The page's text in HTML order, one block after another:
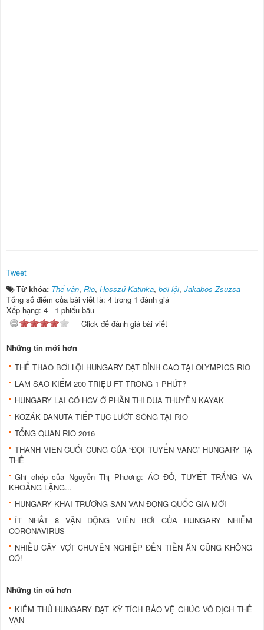
Tweet
Từ khóa: Thế vận, Rio, Hosszú Katinka, bơi lội, Jakabos Zsuzsa
Tổng số điểm của bài viết là: 4 trong 1 đánh giá
Xếp hạng: 4 - 1 phiếu bầu
Click để đánh giá bài viết
Những tin mới hơn
THỂ THAO BƠI LỘI HUNGARY ĐẠT ĐỈNH CAO TẠI OLYMPICS RIO
LÀM SAO KIẾM 200 TRIỆU FT TRONG 1 PHÚT?
HUNGARY LẠI CÓ HCV Ở PHẦN THI ĐUA THUYỀN KAYAK
KOZÁK DANUTA TIẾP TỤC LƯỚT SÓNG TẠI RIO
TỔNG QUAN RIO 2016
THÀNH VIÊN CUỐI CÙNG CỦA “ĐỘI TUYỂN VÀNG” HUNGARY TẠ
THẾ
Ghi chép của Nguyễn Thị Phương: ÁO ĐỎ, TUYẾT TRẮNG VÀ
KHOẢNG LẶNG...
HUNGARY KHAI TRƯƠNG SÂN VẬN ĐỘNG QUỐC GIA MỚI
ÍT NHẤT 8 VẬN ĐỘNG VIÊN BƠI CỦA HUNGARY NHIỄM
CORONAVIRUS
NHIỀU CÂY VỢT CHUYÊN NGHIỆP ĐẾN TIỀN ĂN CŨNG KHÔNG
CÓ!
Những tin cũ hơn
KIẾM THỦ HUNGARY ĐẠT KỲ TÍCH BẢO VỆ CHỨC VÔ ĐỊCH THẾ
VẬN